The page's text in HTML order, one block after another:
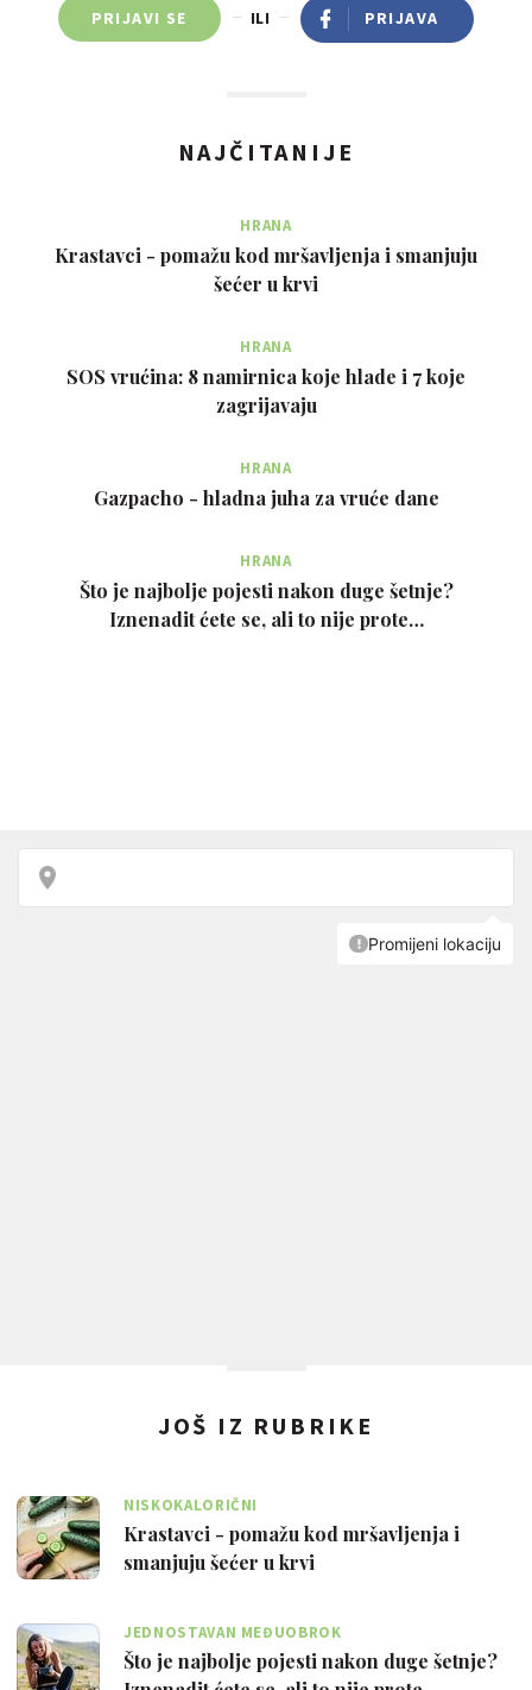
PRIJAVI SE ILI PRIJAVA
NAJČITANIJE
HRANA
Krastavci - pomažu kod mršavljenja i smanjuju
šećer u krvi
HRANA
SOS vrućina: 8 namirnica koje hlade i 7 koje
zagrijavaju
HRANA
Gazpacho - hladna juha za vruće dane
HRANA
Što je najbolje pojesti nakon duge šetnje?
Iznenadit ćete se, ali to nije prote…
JOŠ IZ RUBRIKE
NISKOKALORIČNI
Krastavci - pomažu kod mršavljenja i
smanjuju šećer u krvi
JEDNOSTAVAN MEĐUOBROK
Što je najbolje pojesti nakon duge šetnje?